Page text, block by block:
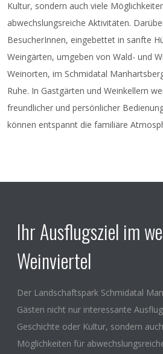
Kultur, sondern auch viele
abwechslungsreiche Aktivitäten.
BesucherInnen, eingebettet in sanfte
Weingärten, umgeben von Wald- und
Weinorten, im Schmidatal
Ruhe. In Gastgärten und Weinkellern
freundlicher und persönlicher
können entspannt die familiäre
Ihr Ausflugsziel im
Weinviertel
Der Landschaftspark Schmidatal
Gästen nicht nur interessante
Geschichte oder Kultur, sondern
Möglichkeiten für